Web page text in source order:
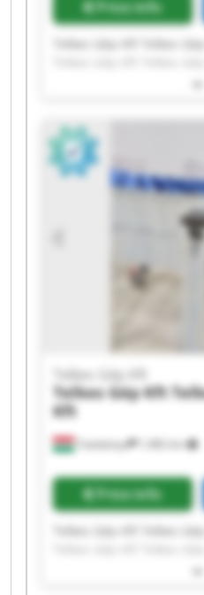
Price info
Telkes Gép Kft Telkes
Telkes Gép Kft Telkes
Telkes Gép Kft Telkes
Telkes Gép Kft Telkes
Telkes Gép Kft Telkes Gép
Tatabánya 1,982 km
Telkes Gép Kft
Telkes Gép Kft
Kft
Price info
Telkes Gép Kft Telkes
Telkes Gép Kft Telkes